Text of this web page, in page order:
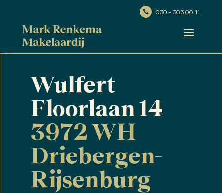
 030 - 303 00 11
Wulfert
Floorlaan 14
3972 WH
Driebergen-
Rijsenburg